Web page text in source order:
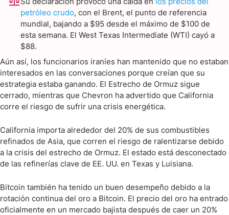
petróleo crudo, con el Brent, el punto de referencia
mundial, bajando a $95 desde el máximo de $100 de
esta semana. El West Texas Intermediate (WTI) cayó a
$88.
Aún así, los funcionarios iraníes han mantenido que no estaban
interesados en las conversaciones porque creían que su
estrategia estaba ganando. El Estrecho de Ormuz sigue
cerrado, mientras que Chevron ha advertido que California
corre el riesgo de sufrir una crisis energética.
California importa alrededor del 20% de sus combustibles
refinados de Asia, que corren el riesgo de ralentizarse debido
a la crisis del estrecho de Ormuz. El estado está desconectado
de las refinerías clave de EE. UU. en Texas y Luisiana.
Bitcoin también ha tenido un buen desempeño debido a la
rotación continua del oro a Bitcoin. El precio del oro ha entrado
oficialmente en un mercado bajista después de caer un 20%